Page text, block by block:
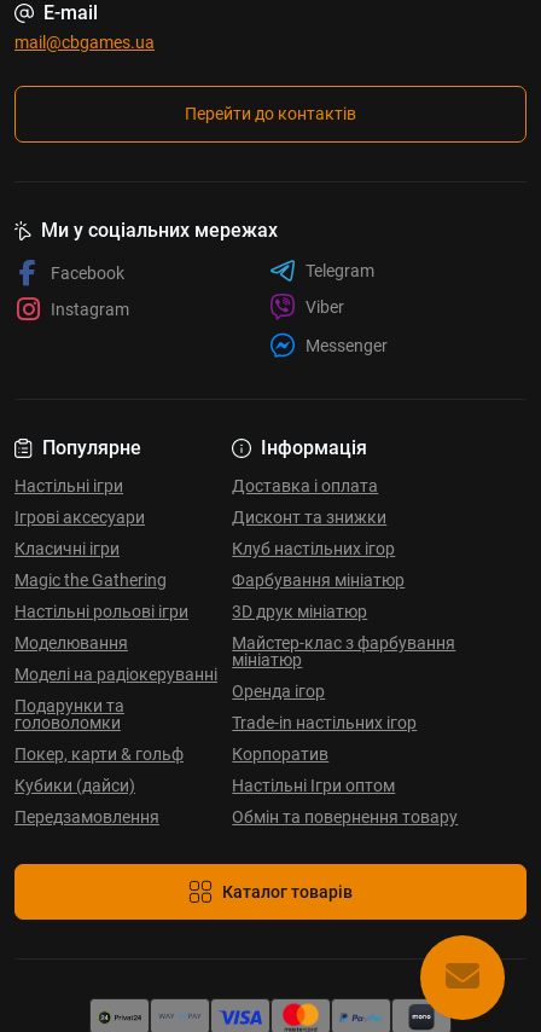
E-mail
mail@cbgames.ua
Перейти до контактів
Популярне
Настільні ігри
Ігрові аксесуари
Класичні ігри
Magic the Gathering
Настільні рольові ігри
Моделювання
Моделі на радіокеруванні
Подарунки та
головоломки
Покер, карти & гольф
Кубики (дайси)
Передзамовлення
Інформація
Доставка і оплата
Дисконт та знижки
Клуб настільних ігор
Фарбування мініатюр
3D друк мініатюр
Майстер-клас з фарбування
мініатюр
Оренда ігор
Trade-in настільних ігор
Корпоратив
Настільні Ігри оптом
Обмін та повернення товару
Каталог товарів
Ми у соціальних мережах
Facebook
Instagram
Telegram
Viber
Messenger